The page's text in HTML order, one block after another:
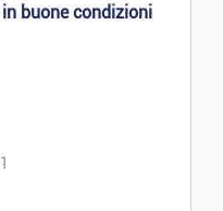
buone condizioni